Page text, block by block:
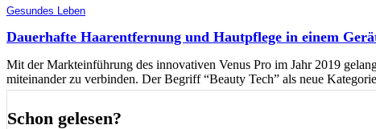
Gesundes Leben
Dauerhafte Haarentfernung und Hautpflege in einem
Mit der Markteinführung des innovativen Venus Pro im Jahr 2019
miteinander zu verbinden. Der Begriff “Beauty Tech” als neue
Schon gelesen?